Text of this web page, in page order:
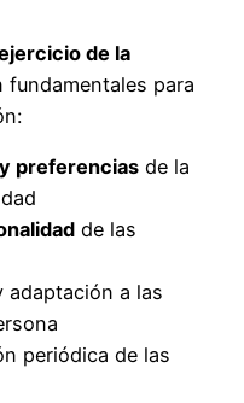
de la
para
preferencias de la
de las
adaptación a las
periódica de las